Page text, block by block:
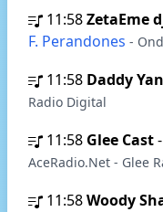
11:58ZetaEme
F. Perandones -
11:58 Daddy
Radio Digital
11:58 Glee Cast-
AceRadio.Net - Glee
11:58Woody